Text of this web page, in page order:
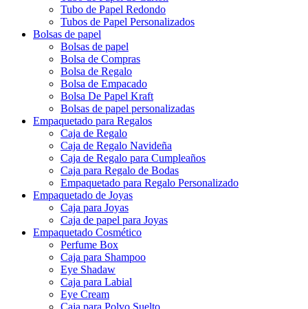
Tubo de Papel Redondo
Tubos de Papel Personalizados
Bolsas de papel
Bolsas de papel
Bolsa de Compras
Bolsa de Regalo
Bolsa de Empacado
Bolsa De Papel Kraft
Bolsas de papel personalizadas
Empaquetado para Regalos
Caja de Regalo
Caja de Regalo Navideña
Caja de Regalo para Cumpleaños
Caja para Regalo de Bodas
Empaquetado para Regalo Personalizado
Empaquetado de Joyas
Caja para Joyas
Caja de papel para Joyas
Empaquetado Cosmético
Perfume Box
Caja para Shampoo
Eye Shadaw
Caja para Labial
Eye Cream
Caja para Polvo Suelto